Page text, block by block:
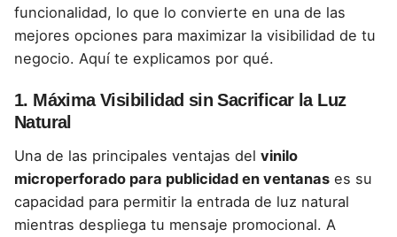
funcionalidad, lo que lo convierte en una de las
mejores opciones para maximizar la visibilidad de tu
negocio. Aquí te explicamos por qué.
1. Máxima Visibilidad sin Sacrificar la Luz
Natural
Una de las principales ventajas del vinilo
microperforado para publicidad en ventanas es su
capacidad para permitir la entrada de luz natural
mientras despliega tu mensaje promocional. A